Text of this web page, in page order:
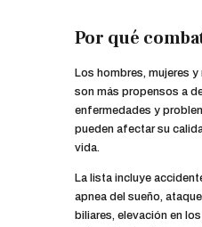
Por qué
Los hombres, mujeres
son más propensos a
enfermedades y
pueden afectar su
vida.
La lista incluye
apnea del sueño,
biliares, elevación en